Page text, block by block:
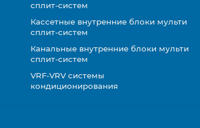
сплит-систем
Кассетные внутренние блоки мульти
сплит-систем
Канальные внутренние блоки мульти
сплит-систем
VRF-VRV системы
кондиционирования